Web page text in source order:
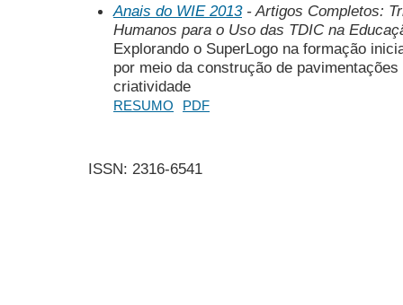
Anais do WIE 2013- Artigos Completos:
Humanos para o Uso das TDIC na
Explorando o SuperLogo na formação
por meio da construção de
criatividade
RESUMO PDF
ISSN: 2316-6541